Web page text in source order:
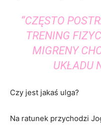
“CZĘSTO
TRENING
MIGRENY
UKŁADU
Czy jest jakaś ulga?
Na ratunek przychodzi